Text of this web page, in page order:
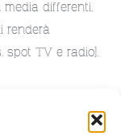
differenti,
renderà
spot TV e radio).
e favorisce
differenti.